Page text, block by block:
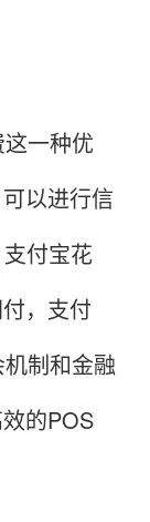
一种优
以进行信
付宝花
，支付
制和金融
的POS